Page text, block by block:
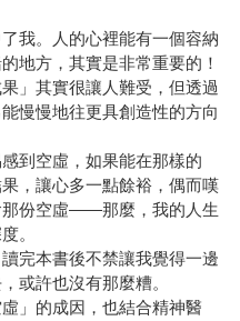
我。人的心裡能有一個容納
地方，其實是非常重要的！
」其實很讓人難受，但透過
慢慢地往更具創造性的方向
到空虛，如果能在那樣的
，讓心多一點餘裕，偶而嘆
那份空虛——那麼，我的人生
。
完本書後不禁讓我覺得一邊
或許也沒有那麼糟。
」的成因，也結合精神醫